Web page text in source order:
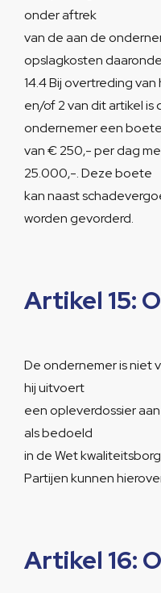
onder aftrek
van de aan de
opslagkosten
14.4 Bij overtreding
en/of 2 van dit artikel
ondernemer een
van € 250,- per dag
25.000,-. Deze boete
kan naast
worden gevorderd.
Artikel 15:
De ondernemer is niet
hij uitvoert
een opleverdossier
als bedoeld
in de Wet
Partijen kunnen
Artikel 16: